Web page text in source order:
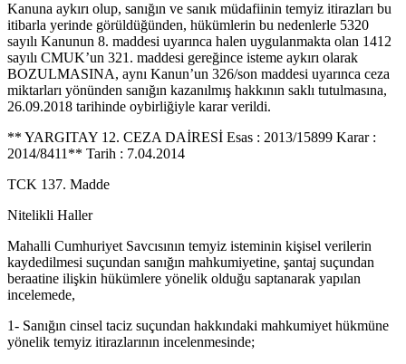
Kanuna aykırı olup, sanığın ve sanık müdafiinin temyiz itirazları bu
itibarla yerinde görüldüğünden, hükümlerin bu nedenlerle 5320
sayılı Kanunun 8. maddesi uyarınca halen uygulanmakta olan 1412
sayılı CMUK’un 321. maddesi gereğince isteme aykırı olarak
BOZULMASINA, aynı Kanun’un 326/son maddesi uyarınca ceza
miktarları yönünden sanığın kazanılmış hakkının saklı tutulmasına,
26.09.2018 tarihinde oybirliğiyle karar verildi.
** YARGITAY 12. CEZA DAİRESİ Esas : 2013/15899 Karar :
2014/8411** Tarih : 7.04.2014
TCK 137. Madde
Nitelikli Haller
Mahalli Cumhuriyet Savcısının temyiz isteminin kişisel verilerin
kaydedilmesi suçundan sanığın mahkumiyetine, şantaj suçundan
beraatine ilişkin hükümlere yönelik olduğu saptanarak yapılan
incelemede,
1- Sanığın cinsel taciz suçundan hakkındaki mahkumiyet hükmüne
yönelik temyiz itirazlarının incelenmesinde;